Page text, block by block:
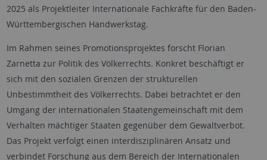
2025 als Projektleiter Internationale Fachkräfte für den Baden-
Württembergischen Handwerkstag.
Im Rahmen seines Promotionsprojektes forscht Florian
Zarnetta zur Politik des Völkerrechts. Konkret beschäftigt er
sich mit den sozialen Grenzen der strukturellen
Unbestimmtheit des Völkerrechts. Dabei betrachtet er den
Umgang der internationalen Staatengemeinschaft mit dem
Verhalten mächtiger Staaten gegenüber dem Gewaltverbot.
Das Projekt verfolgt einen interdisziplinären Ansatz und
verbindet Forschung aus dem Bereich der Internationalen